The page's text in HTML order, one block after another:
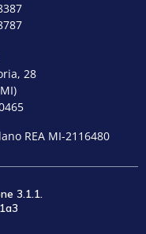
28
REA MI-2116480
3.1.1.